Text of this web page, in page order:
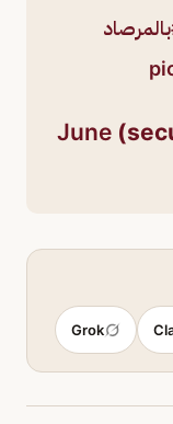
June
Grok